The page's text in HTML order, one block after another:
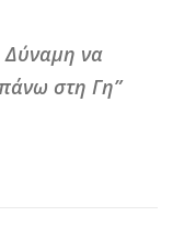
Δύναμη να
στη Γη”